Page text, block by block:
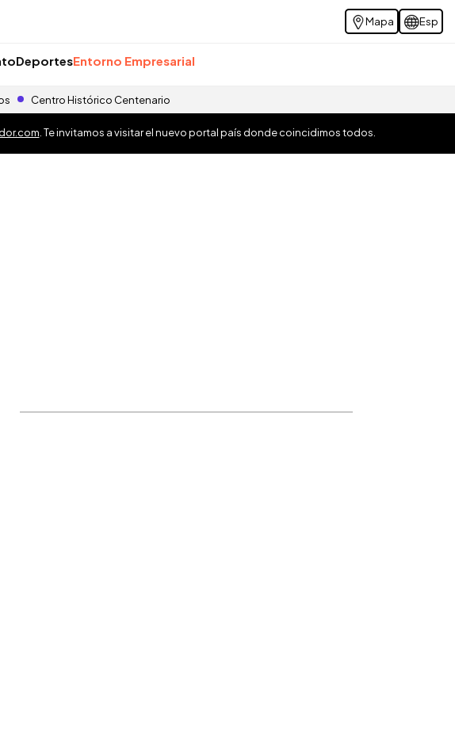
Mapa Esp
DeportesEntorno Empresarial
Centro Histórico Centenario
. Te invitamos a visitar el nuevo portal país donde coincidimos todos.